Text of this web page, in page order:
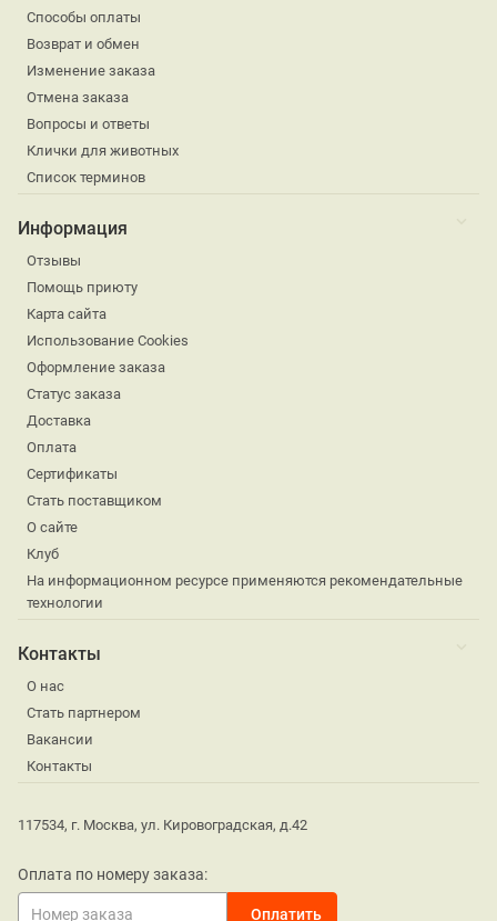
Способы оплаты
Возврат и обмен
Изменение заказа
Отмена заказа
Вопросы и ответы
Клички для животных
Список терминов
Информация
Отзывы
Помощь приюту
Карта сайта
Использование Cookies
Оформление заказа
Статус заказа
Доставка
Оплата
Сертификаты
Стать поставщиком
О сайте
Клуб
На информационном ресурсе применяются рекомендательные
технологии
Контакты
О нас
Стать партнером
Вакансии
Контакты
117534, г. Москва, ул. Кировоградская, д.42
Оплата по номеру заказа: